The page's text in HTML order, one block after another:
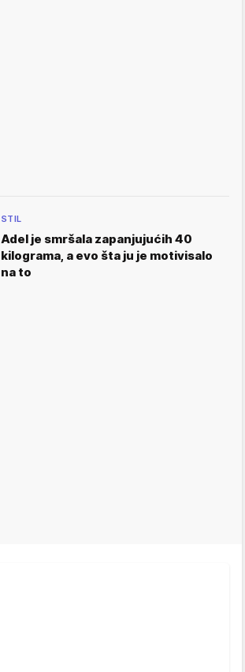
STIL
Adel je smršala zapanjujućih 40
kilograma, a evo šta ju je motivisalo
na to